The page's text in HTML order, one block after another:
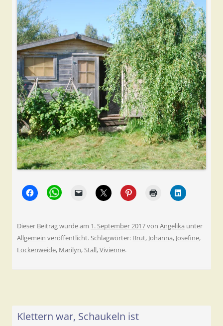
Dieser Beitrag wurde am 1. September 2017von Angelika unter
Allgemein veröffentlicht. Schlagwörter: Brut, Johanna, Josefine,
Lockenweide, Marilyn,Stall,Vivienne.
Klettern war, Schaukeln ist